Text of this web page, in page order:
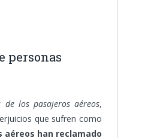
personas
los pasajeros aéreos,
que sufren como
aéreos han reclamado